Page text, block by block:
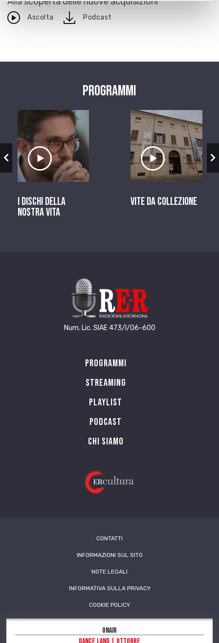
Ascolta downloadPodcast
OnAir
Programmi
Ascolta il servizio
I dischi della
nostra vita
Ascolta il
Vite da Collezione
Num. Lic. SIAE 473/I/06-600
Programmi
Streaming
Playlist
PODCAST
Chi siamo
CONTATTI
INFORMAZIONI SUL SITO
NOTE LEGALI
INFORMATIVA SULLA PRIVACY
COOKIE POLICY